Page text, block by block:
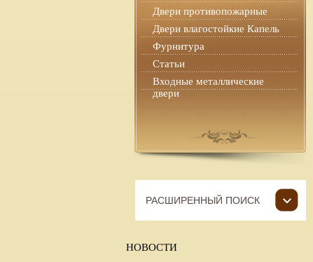
Двери противопожарные
Двери влагостойкие Капель
Фурнитура
Статьи
Входные металлические
РАСШИРЕННЫЙ ПОИСК
НОВОСТИ